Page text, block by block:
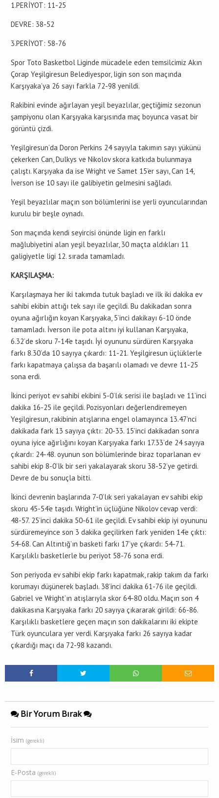
1.PERİYOT: 11-25
DEVRE: 38-52
3.PERİYOT: 58-76
Spor Toto Basketbol Liginde mücadele eden temsilcimiz Akın
Çorap Yeşilgiresun Belediyespor, ligin son son maçında
Karşıyaka’ya 26 sayı farkla 72-98 yenildi.
Rakibini evinde ağırlayan yeşil beyazlılar, geçtiğimiz sezonun
şampiyonu olan Karşıyaka karşısında maç boyunca vasat bir
görüntü çizdi.
Yeşilgiresun’da Doron Perkins 24 sayıyla takımın sayı yükünü
çekerken Can, Dulkys ve Nikolov skora katkıda bulunmaya
çalıştı. Karşıyaka da ise Wright ve Samet 15’er sayı, Can 14,
İverson ise 10 sayı ile galibiyetin gelmesini sağladı.
Yeşil beyazlılar maçın son bölümlerini ise yerli oyuncularından
kurulu bir beşle oynadı.
Son maçında kendi seyircisi önünde ligin en farklı
mağlubiyetini alan yeşil beyazlılar, 30 maçta aldıkları 11
galigiyetle ligi 12. sırada tamamladı.
KARŞILAŞMA:
Karşılaşmaya her iki takımda tutuk başladı ve ilk iki dakika ev
sahibi ekibin attığı tek sayı ile geçildi. Bu dakikadan sonra
oyuna ağırlığın koyan Karşıyaka, 5’inci dakikayı 6-10 önde
tamamladı. İverson ile pota altını iyi kullanan Karşıyaka,
6.32’de skoru 7-14’e taşıdı. İyi oyununu sürdüren Karşıyaka
farkı 8.30’da 10 sayıya çıkardı: 11-21. Yeşilgiresun üçlüklerle
farkı kapatmaya çalışsa da başarılı olamadı ve devre 11-25
sona erdi.
İkinci periyot ev sahibi ekibini 5-0’lık serisi ile başladı ve 11’inci
dakika 16-25 ile geçildi. Pozisyonları değerlendiremeyen
Yeşilgiresun, rakibinin atışlarına engel olamayınca 13.47’nci
dakikada fark 13 sayıya çıktı: 20-33. 15’inci dakikadan sonra
oyuna iyice ağırlığını koyan Karşıyaka farkı 17.33’de 24 sayıya
çıkardı: 24-48. oyunun son bölümlerinde biraz toparlanan ev
sahibi ekip 8-0’lk bir seri yakalayarak skoru 38-52’ye getirdi.
Devre de bu sonuçla bitti.
İkinci devrenin başlarında 7-0’lık seri yakalayan ev sahibi ekip
skoru 45-54’e taşıdı. Wright’in üçlüğüne Nikolov cevap verdi:
48-57. 25’inci dakika 50-61 ile geçildi. Ev sahibi ekip iyi oyununu
sürdüremeyince son 3 dakika geçilirken fark yeniden 14’e çıktı:
54-68. Can Altıntığ’ın basketi farkı 17’ye çıkardı: 54-71.
Karşılıklı basketlerle bu periyot 58-76 sona erdi.
Son periyoda ev sahibi ekip farkı kapatmak, rakip takım da farkı
korumayı düşünerek başladı. 38’inci dakika 61-76 ile geçildi.
Gabriel ve Wright’ın atışlarıyla skor 64-80 oldu. Maçın son 4
dakikasına Karşıyaka farkı 20 sayıya çıkararak girildi: 66-86.
Karşılıklı basketlere geçen maçın son dakikalarını iki ekipte
Türk oyunculara yer verdi. Karşıyaka farkı 26 sayıya kadar
çıkardığı maçı da 72-98 kazandı.
Bir Yorum Bırak
İsim (gerekli)
E-Posta (gerekli)